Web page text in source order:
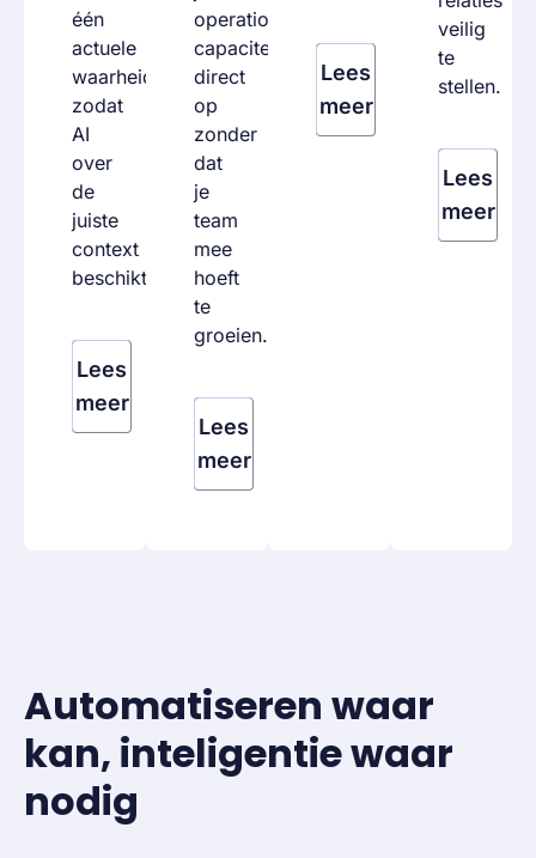
één
actuele
waarheid,
zodat
AI
over
de
juiste
context
beschikt.
Lees
meer
operationele
capaciteit
direct
op
zonder
dat
je
team
mee
hoeft
te
groeien.
Lees
meer
Lees
meer
veilig
te
stellen.
Lees
meer
Automatiseren waar
kan, inteligentie waar
nodig